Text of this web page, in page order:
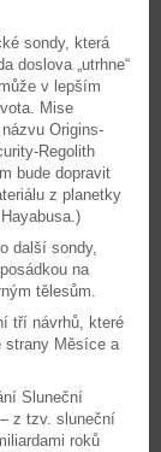
sondy, která
doslova „utrhne“
v lepším
Mise
Origins-
Regolith
bude dopravit
z planetky
další sondy,
na
tělesům.
tří návrhů, které
strany Měsíce a
Sluneční
z tzv. sluneční
roků